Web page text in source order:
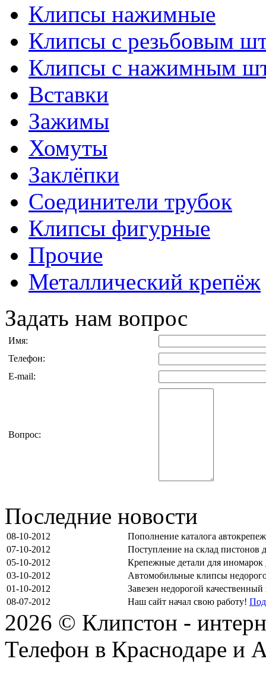
Клипсы нажимные
Клипсы с резьбовым
Клипсы с нажимным
Вставки
Зажимы
Хомуты
Заклёпки
Соединители трубок
Клипсы фигурные
Прочие
Металлический крепёж
Задать нам вопрос
Имя:
Телефон:
E-mail:
Вопрос:
Последние новости
08-10-2012
Пополнение каталога
07-10-2012
Поступление на склад пистонов
05-10-2012
Крепежные детали для иномарок
03-10-2012
Автомобильные клипсы
01-10-2012
Завезен недорогой
08-07-2012
Наш сайт начал свою работу!
2026 © Клипстон -
Телефон в Краснодаре и